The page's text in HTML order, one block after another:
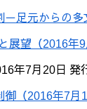
足元からの
展望（2016年
年7月20日 発
（2016年7